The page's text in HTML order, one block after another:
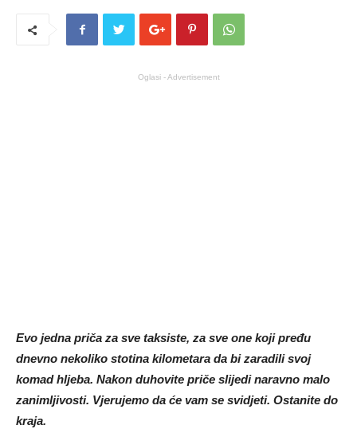
Oglasi - Advertisement
Evo jedna priča za sve taksiste, za sve one koji pređu
dnevno nekoliko stotina kilometara da bi zaradili svoj
komad hljeba. Nakon duhovite priče slijedi naravno malo
zanimljivosti. Vjerujemo da će vam se svidjeti. Ostanite do
kraja.